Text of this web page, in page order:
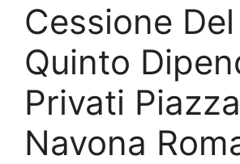
Cessione Del
Quinto
Privati Piazza
Navona